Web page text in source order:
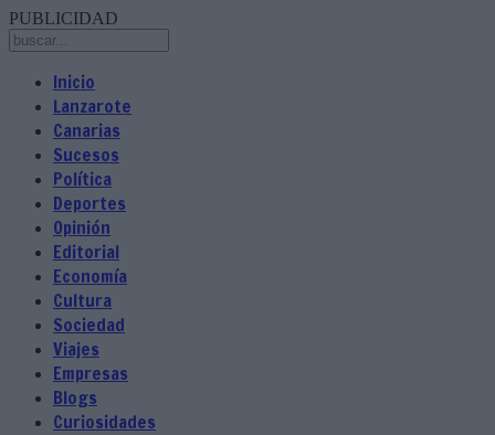
PUBLICIDAD
Inicio
Lanzarote
Canarias
Sucesos
Política
Deportes
Opinión
Editorial
Economía
Cultura
Sociedad
Viajes
Empresas
Blogs
Curiosidades